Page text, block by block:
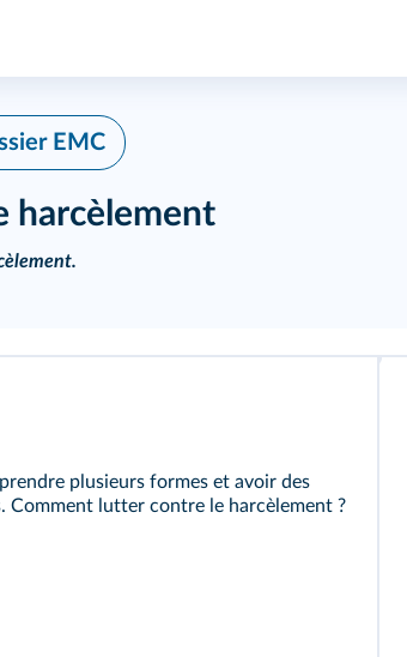
EMC
harcèlement
plusieurs formes et avoir des
Comment lutter contre le harcèlement ?